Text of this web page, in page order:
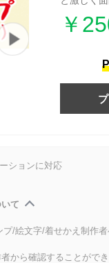
￥
ションに対応
て
/絵文字/着せかえ制作
から確認することがで